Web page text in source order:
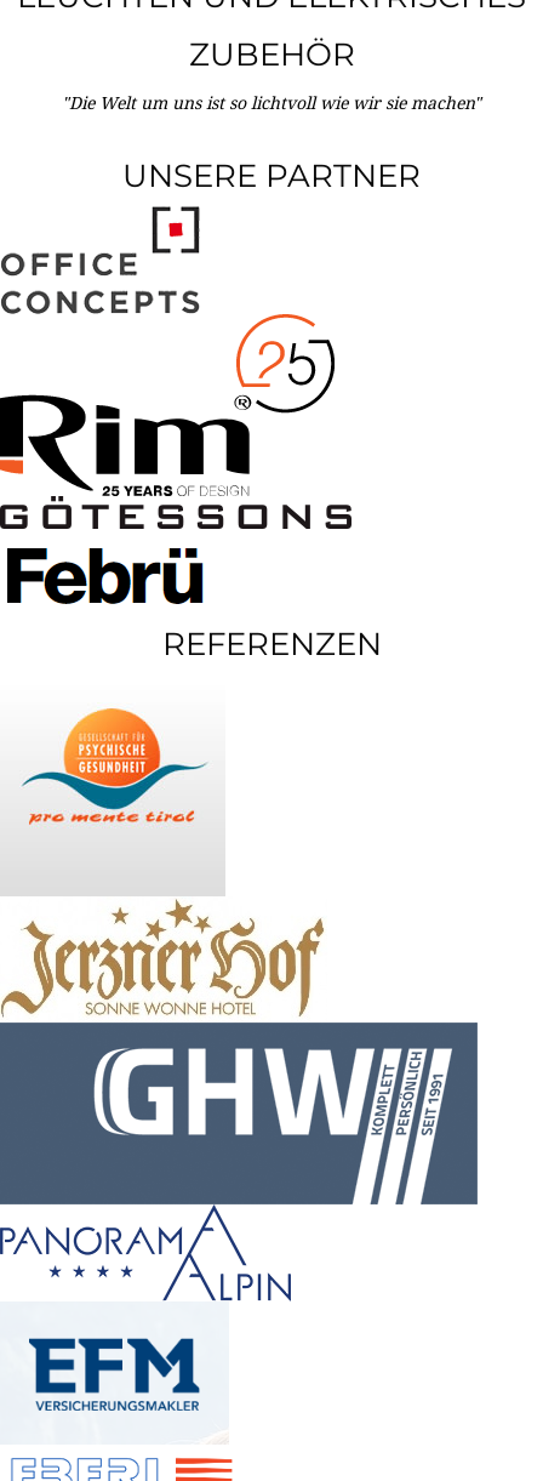
ZUBEHÖR
"Die Welt um uns ist so lichtvoll wie wir sie machen"
UNSERE PARTNER
REFERENZEN